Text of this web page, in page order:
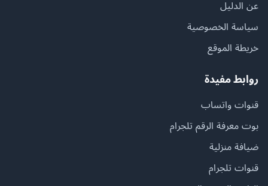
عن الدليل
سياسة الخصوصية
خريطة الموقع
روابط مفيدة
قنوات واتساب
بوت معرفة الرقم تلجرام
ضيافة منزلية
قنوات تلجرام